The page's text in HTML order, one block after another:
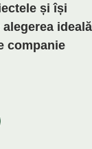
și își
ideală
companie